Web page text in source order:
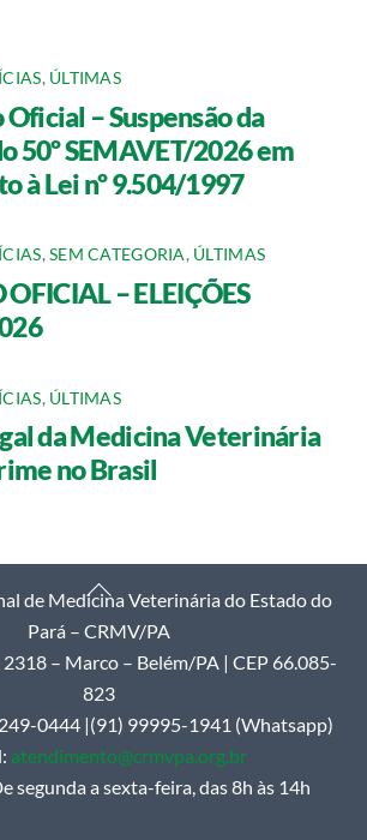
, ÚLTIMAS
– Suspensão da
50º SEMAVET/2026 em
à Lei nº 9.504/1997
,SEM CATEGORIA, ÚLTIMAS
OFICIAL – ELEIÇÕES
, ÚLTIMAS
da Medicina Veterinária
no Brasil
Back
To
Top
de Medicina Veterinária do Estado do
Pará – CRMV/PA
2318 – Marco – Belém/PA | CEP 66.085-
823
0444 |(91) 99995-1941 (Whatsapp)
atendimento@crmvpa.org.br
segunda a sexta-feira, das 8h às 14h